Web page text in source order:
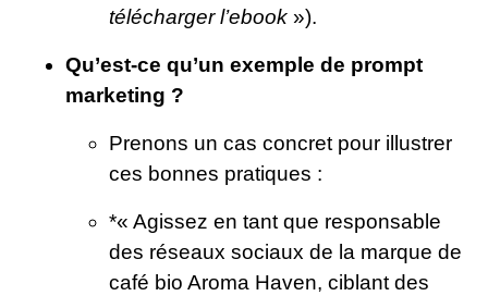
télécharger l’ebook »).
Qu’est-ce qu’un exemple de prompt
marketing ?
Prenons un cas concret pour illustrer
ces bonnes pratiques :
*« Agissez en tant que responsable
des réseaux sociaux de la marque de
café bio Aroma Haven, ciblant des